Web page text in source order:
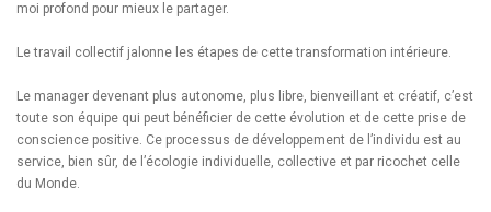
moi profond pour mieux le partager.
Le travail collectif jalonne les étapes de cette transformation intérieure.
Le manager devenant plus autonome, plus libre, bienveillant et créatif, c’est
toute son équipe qui peut bénéficier de cette évolution et de cette prise de
conscience positive. Ce processus de développement de l’individu est au
service, bien sûr, de l’écologie individuelle, collective et par ricochet celle
du Monde.